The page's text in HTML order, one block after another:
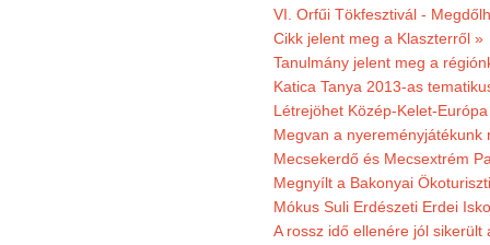
VI. Orfűi Tökfesztivál -
Cikk jelent meg a Klaszterről »
Tanulmány jelent meg a
Katica Tanya 2013-as
Létrejöhet Közép-Kelet-
Megvan a nyereményjátékunk
Mecsekerdő és Mecsextrém
Megnyílt a Bakonyai
Mókus Suli Erdészeti Erdei
A rossz idő ellenére jól sikerült